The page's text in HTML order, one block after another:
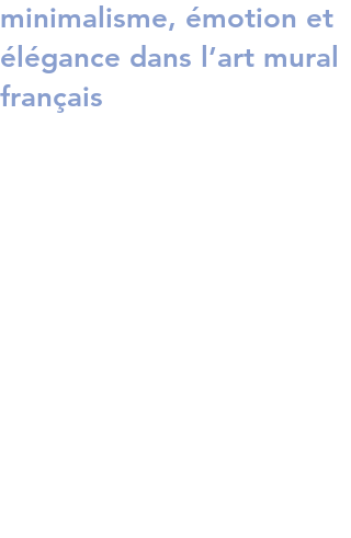
minimalisme, émotion et
élégance dans l’art mural
français